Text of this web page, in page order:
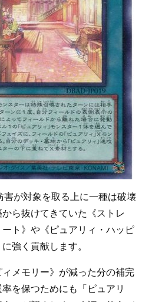
害が対象を取る上に一種は破壊
ら抜けてきていた《ストレ
ト》や《ピュアリィ・ハッピ
強く貢献します。
ィメモリー》が減った分の補完
を保つためにも「ピュアリ